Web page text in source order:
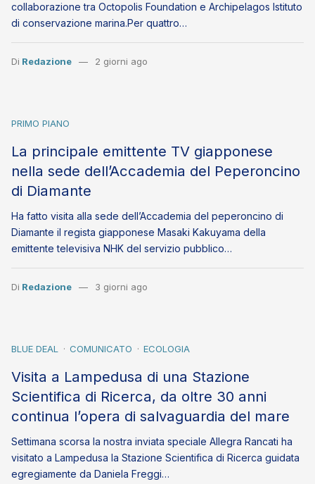
collaborazione tra Octopolis Foundation e Archipelagos Istituto
di conservazione marina.Per quattro…
Di Redazione 2 giorni ago
PRIMO PIANO
La principale emittente TV giapponese
nella sede dell’Accademia del Peperoncino
di Diamante
Ha fatto visita alla sede dell’Accademia del peperoncino di
Diamante il regista giapponese Masaki Kakuyama della
emittente televisiva NHK del servizio pubblico…
Di Redazione 3 giorni ago
BLUE DEAL COMUNICATO ECOLOGIA
Visita a Lampedusa di una Stazione
Scientifica di Ricerca, da oltre 30 anni
continua l’opera di salvaguardia del mare
Settimana scorsa la nostra inviata speciale Allegra Rancati ha
visitato a Lampedusa la Stazione Scientifica di Ricerca guidata
egregiamente da Daniela Freggi…